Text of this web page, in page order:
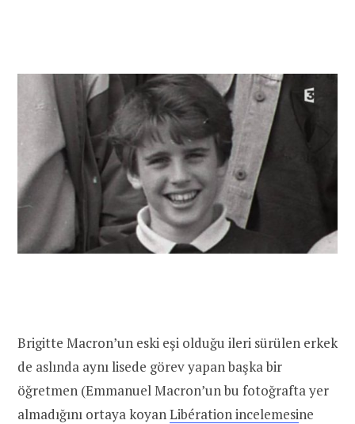
Brigitte Macron’un eski eşi olduğu ileri sürülen erkek
de aslında aynı lisede görev yapan başka bir
öğretmen (Emmanuel Macron’un bu fotoğrafta yer
almadığını ortaya koyanLibération incelemesine